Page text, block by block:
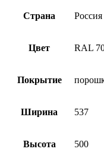
Страна Россия
Цвет RAL
Покрытие
Ширина 537
Высота 500